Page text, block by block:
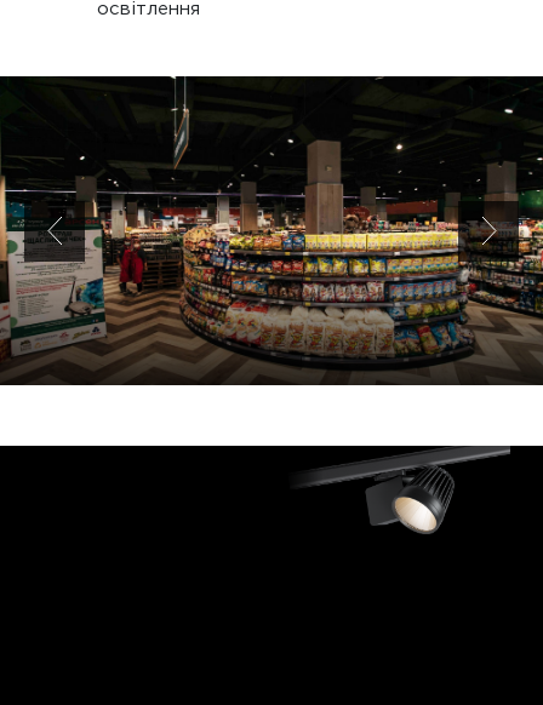
освітлення